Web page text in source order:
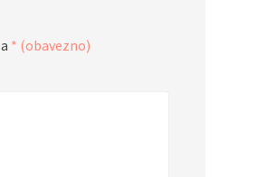
* (obavezno)